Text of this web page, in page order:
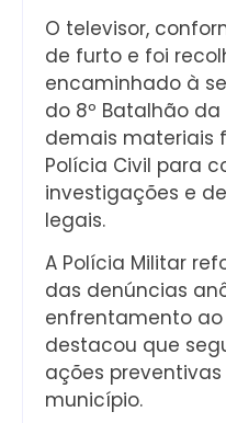
O televisor,
de furto e foi
encaminhado à
do 8º Batalhão da
demais materiais
Polícia Civil para
investigações e
legais.
A Polícia Militar
das denúncias
enfrentamento
destacou que
ações
município.